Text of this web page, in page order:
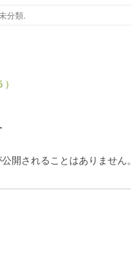
分類.
開されることはありません。